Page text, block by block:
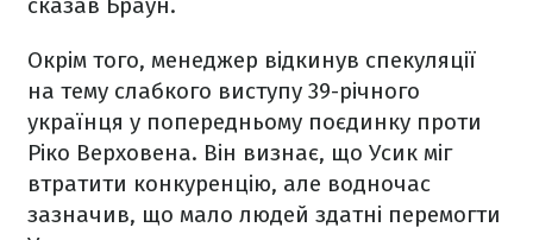
Окрім того, менеджер відкинув спекуляції
на тему слабкого виступу 39-річного
українця у попередньому поєдинку проти
Ріко Верховена. Він визнає, що Усик міг
втратити конкуренцію, але водночас
зазначив, що мало людей здатні перемогти